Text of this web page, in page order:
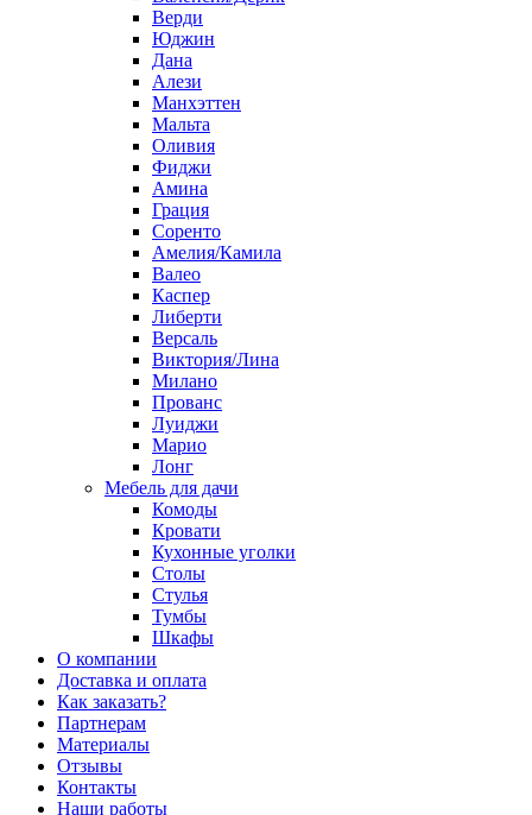
Верди
Юджин
Дана
Алези
Манхэттен
Мальта
Оливия
Фиджи
Амина
Грация
Соренто
Амелия/Камила
Валео
Каспер
Либерти
Версаль
Виктория/Лина
Милано
Прованс
Луиджи
Марио
Лонг
Мебель для дачи
Комоды
Кровати
Кухонные уголки
Столы
Стулья
Тумбы
Шкафы
О компании
Доставка и оплата
Как заказать?
Партнерам
Материалы
Отзывы
Контакты
Наши работы